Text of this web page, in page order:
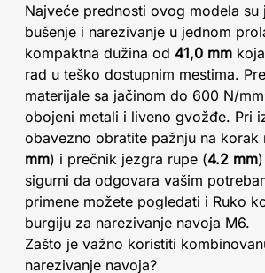
Najveće prednosti ovog modela su
bušenje i narezivanje u jednom
kompaktna dužina od 41,0 mm
rad u teško dostupnim mestima.
materijale sa jačinom do 600 N/
obojeni metali i liveno gvožđe. Pri
obavezno obratite pažnju na korak
mm) i prečnik jezgra rupe (4.2 mm
sigurni da odgovara vašim
primene možete pogledati i Ruko
burgiju za narezivanje navoja M6.
Zašto je važno koristiti
narezivanje navoja?